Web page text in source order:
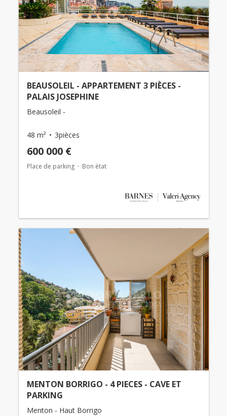
BEAUSOLEIL - APPARTEMENT 3 PIÈCES -
PALAIS JOSEPHINE
Beausoleil -
48 m² 3pièces
600 000 €
Place de parking Bon état
MENTON BORRIGO - 4 PIECES - CAVE ET
PARKING
Menton - Haut Borrigo